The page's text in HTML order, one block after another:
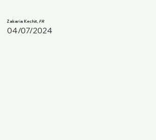
Zakaria Kechit, FR
04/07/2024